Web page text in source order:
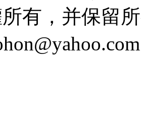
所有，并保留